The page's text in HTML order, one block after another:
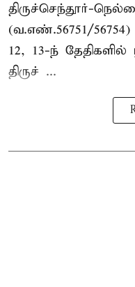
திருச்செந்தூர்-
(வ.எண்.56751/
12, 13-ந்
திருச் ...